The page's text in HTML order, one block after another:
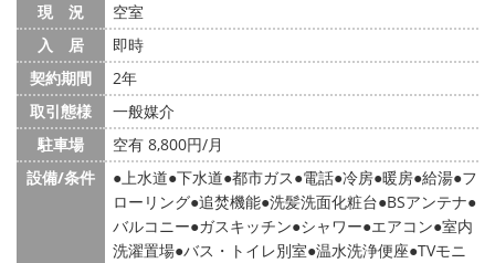
現 況
空室
入 居
即時
契約期間
2年
取引態様
一般媒介
駐車場
空有 8,800円/月
設備/条件
上水道 下水道 都市ガス 電話 冷房 暖房 給湯 フ
ローリング 追焚機能 洗髪洗面化粧台 BSアンテナ
バルコニー ガスキッチン シャワー エアコン 室内
洗濯置場 バス・トイレ別室 温水洗浄便座 TVモニ